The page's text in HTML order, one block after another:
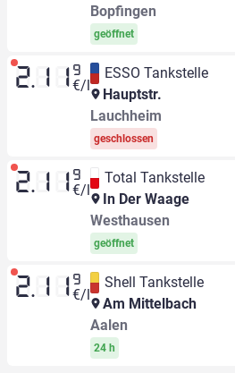
Bopfingen
geöffnet
2.11 9
€/l
ESSO Tankstelle
Hauptstr.
Lauchheim
geschlossen
2.11 9
€/l
Total Tankstelle
In Der Waage
Westhausen
geöffnet
2.11 9
€/l
Shell Tankstelle
Am Mittelbach
Aalen
24 h